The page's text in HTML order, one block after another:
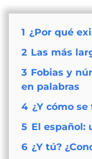
1 ¿Por qué
2 Las más
3 Fobias y
en palabras
4 ¿Y cómo
5 El español:
6 ¿Y tú?